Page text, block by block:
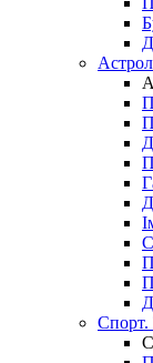
Спорт.